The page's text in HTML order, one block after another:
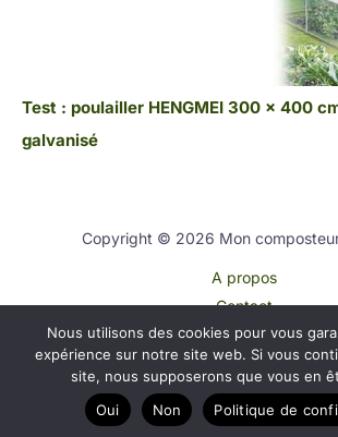
Test : poulailler HENGMEI 300 x 400
galvanisé
Copyright © 2026 Mon
A propos
Contact
Plan du site
Mentions légales
Politique de confidentialité
Nous utilisons des cookies pour vous
expérience sur notre site web. Si vous
site, nous supposerons que vous en
Oui
Non Politique de